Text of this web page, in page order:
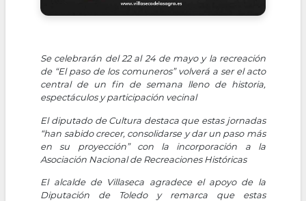
Se celebrarán del 22 al 24 de mayo y la recreación
de “El paso de los comuneros” volverá a ser el acto
central de un fin de semana lleno de historia,
espectáculos y participación vecinal
El diputado de Cultura destaca que estas jornadas
“han sabido crecer, consolidarse y dar un paso más
en su proyección” con la incorporación a la
Asociación Nacional de Recreaciones Históricas
El alcalde de Villaseca agradece el apoyo de la
Diputación de Toledo y remarca que estas